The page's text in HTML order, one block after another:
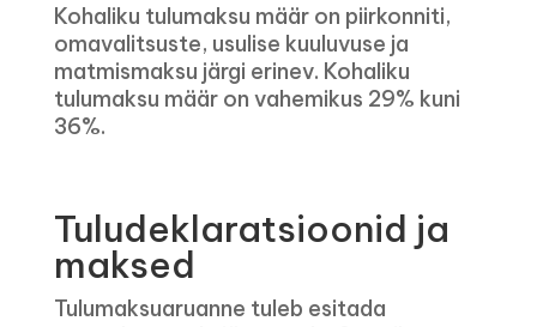
Kohaliku tulumaksu määr on piirkonniti,
omavalitsuste, usulise kuuluvuse ja
matmismaksu järgi erinev. Kohaliku
tulumaksu määr on vahemikus 29% kuni
36%.
Tuludeklaratsioonid ja
maksed
Tulumaksuaruanne tuleb esitada